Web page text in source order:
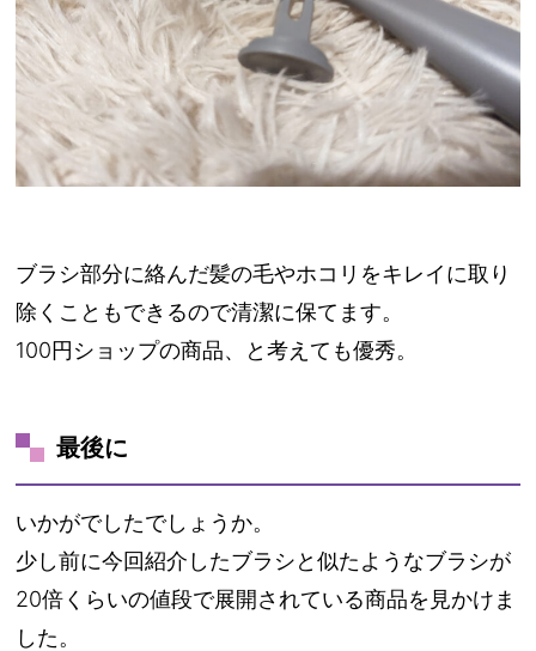
ブラシ部分に絡んだ髪の毛やホコリをキレイに取り
除くこともできるので清潔に保てます。
100円ショップの商品、と考えても優秀。
最後に
いかがでしたでしょうか。
少し前に今回紹介したブラシと似たようなブラシが
20倍くらいの値段で展開されている商品を見かけま
した。